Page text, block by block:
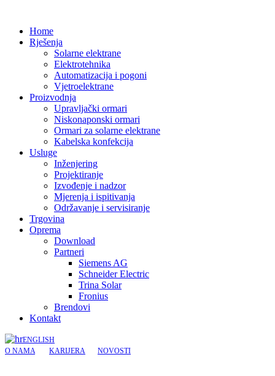
Home
Rješenja
Solarne elektrane
Elektrotehnika
Automatizacija i pogoni
Vjetroelektrane
Proizvodnja
Upravljački ormari
Niskonaponski ormari
Ormari za solarne elektrane
Kabelska konfekcija
Usluge
Inženjering
Projektiranje
Izvođenje i nadzor
Mjerenja i ispitivanja
Održavanje i servisiranje
Trgovina
Oprema
Download
Partneri
Siemens AG
Schneider Electric
Trina Solar
Fronius
Brendovi
Kontakt
ENGLISH
O NAMA
KARIJERA NOVOSTI